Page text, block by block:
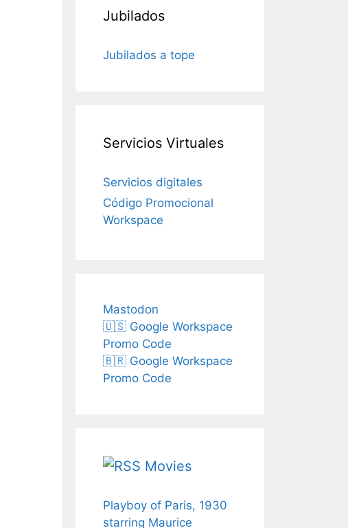
Jubilados
Jubilados a tope
Servicios Virtuales
Servicios digitales
Código Promocional
Workspace
Mastodon
🇺🇸 Google Workspace
Promo Code
🇧🇷 Google Workspace
Promo Code
Movies
Playboy of Paris, 1930
starring Maurice